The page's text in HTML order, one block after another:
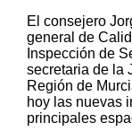
El consejero
general de
Inspección de
secretaria de la
Región de
hoy las nuevas
principales